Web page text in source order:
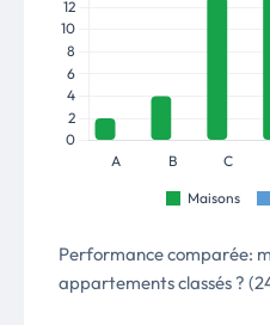
Performance comparée:
appartements classés ?